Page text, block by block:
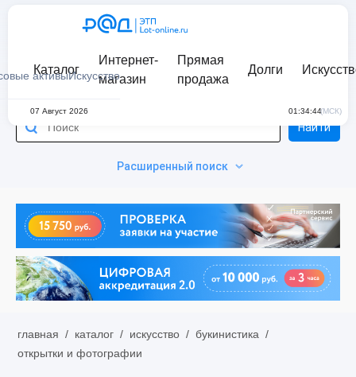
активыИскусство
Каталог
Интернет-
магазин
Прямая
продажа
Долги
07 Август 2026 01:34:44(МСК)
Расширенный поиск
Найти
главная / каталог / искусство / букинистика /
открытки и фотографии